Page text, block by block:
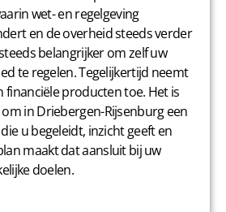
wet- en regelgeving
en de overheid steeds verder
belangrijker om zelf uw
te regelen. Tegelijkertijd neemt
financiële producten toe. Het is
in Driebergen-Rijsenburg een
u begeleidt, inzicht geeft en
maakt dat aansluit bij uw
doelen.